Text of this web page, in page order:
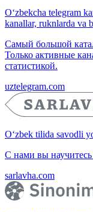
O‘zbekcha telegram
kanallar, ruknlarda va
Самый большой
Только активные
статистикой.
uztelegram.com
O‘zbek tilida savodli
С нами вы научитесь
sarlavha.com